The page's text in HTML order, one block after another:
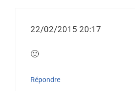
22/02/2015 20:17
🙂
Répondre